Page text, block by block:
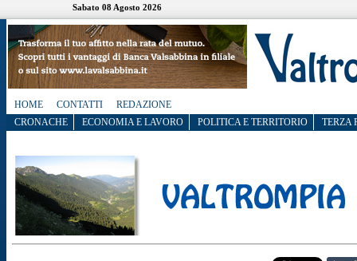
Sabato 08 Agosto 2026
HOME CONTATTI
REDAZIONE
CRONACHE
ECONOMIA E LAVORO POLITICA E TERRITORIO TERZA